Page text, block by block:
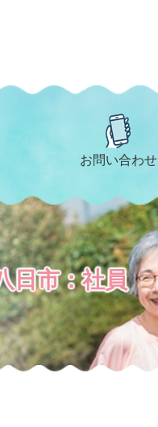
お問い合わせ
日市：社員